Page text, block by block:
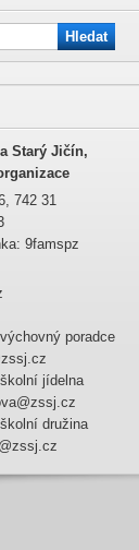
Starý Jičín,
742 31
9famspz
poradce
jídelna
družina